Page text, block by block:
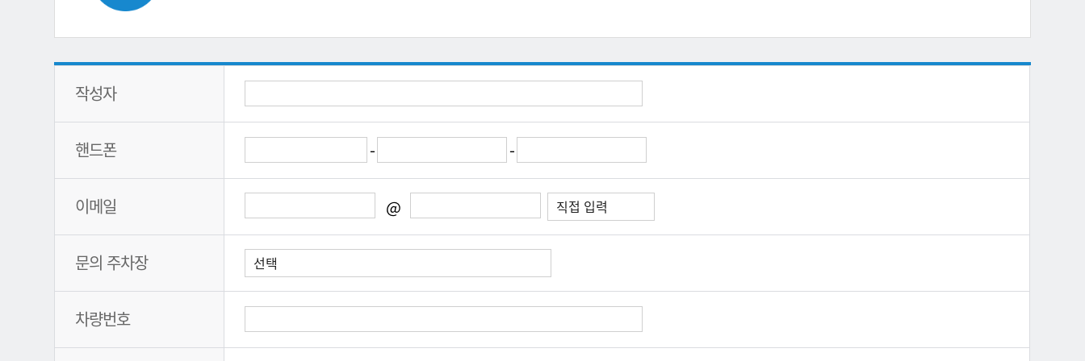
작성자
핸드폰 - -
이메일 @
문의 주차장
차량번호